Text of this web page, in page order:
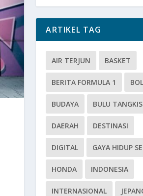
ARTIKEL TAG
AIR TERJUN BASKET
BERITA FORMULA 1
BUDAYA BULU TANGKIS
DAERAH DESTINASI
DIGITAL GAYA HIDUP
HONDA INDONESIA
INTERNASIONAL